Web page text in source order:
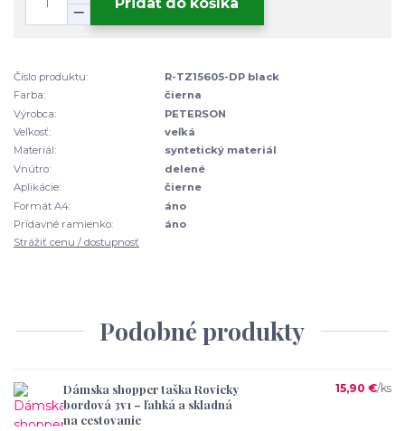
Číslo produktu:
R-TZ15605-DP black
Farba:
čierna
Výrobca:
PETERSON
Veľkosť:
veľká
Materiál:
syntetický materiál
Vnútro:
delené
Aplikácie:
čierne
Formát A4:
áno
Prídavné ramienko:
áno
Strážiť cenu / dostupnosť
Podobné produkty
Dámska shopper taška Rovicky
bordová 3v1 – ľahká a skladná
na cestovanie
15,90 €/ks